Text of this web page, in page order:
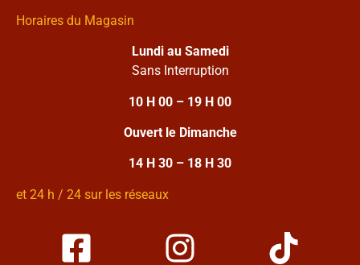
Horaires du Magasin
Lundi au Samedi
Sans Interruption
10 H 00 – 19 H 00
Ouvert le Dimanche
14 H 30 – 18 H 30
et 24 h / 24 sur les réseaux